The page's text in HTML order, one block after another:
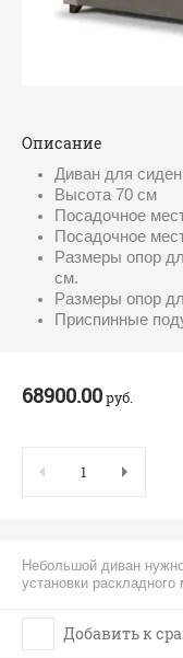
Описание
Диван для
Высота 70 см
Посадочное
Посадочное
Размеры опор
см.
Размеры опор
Приспинные
68900.00руб.
Небольшой диван
установки
Добавить к